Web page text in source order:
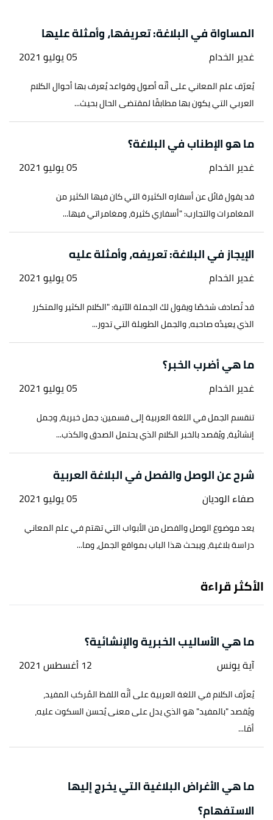
المساواة في البلاغة: تعريفها، وأمثلة عليها
غدير الخدام 05 يوليو 2021
يُعرّف علم المعاني على أنّه أصول وقواعد يُعرف بها أحوال الكلام
العربي التي يكون بها مطابقًا لمقتضى الحال بحيث...
ما هو الإطناب في البلاغة؟
غدير الخدام 05 يوليو 2021
قد يقول قائل عن أسفاره الكثيرة التي كان فيها الكثير من
المغامرات والتجارب: "أسفاري كثيرة، ومغامراتي فيها...
الإيجاز في البلاغة: تعريفه، وأمثلة عليه
غدير الخدام 05 يوليو 2021
قد تُصادف شخصًا ويقول لك الجملة الآتية: "الكلام الكثير والمتكرر
الذي يعيدُه صاحبه، والجمل الطويلة التي تدور...
ما هي أضرب الخبر؟
غدير الخدام 05 يوليو 2021
تنقسم الجمل في اللغة العربية إلى قسمين: جمل خبرية، وجمل
إنشائية، ويُقصد بالخبر الكلام الذي يحتمل الصدق والكذب...
شرح عن الوصل والفصل في البلاغة العربية
صفاء الوديان 05 يوليو 2021
يعد موضوع الوصل والفصل من الأبواب التي تهتم في علم المعاني
دراسة بلاغية، ويبحث هذا الباب بمواقع الجمل، وما...
الأكثر قراءة
ما هي الأساليب الخبرية والإنشائية؟
آية يونس 12 أغسطس 2021
يُعرَّف الكلام في اللغة العربية على أنَّه اللفظ المُركب المفيد،
ويُقصد "بالمفيد" هو الذي يدل على معنى يُحسن السكوت عليه،
أمَا...
ما هي الأغراض البلاغية التي يخرج إليها
الاستفهام؟